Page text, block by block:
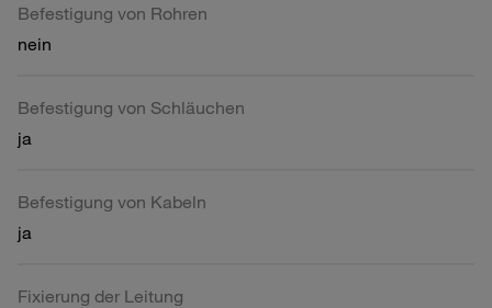
Befestigung von Rohren
nein
Befestigung von Schläuchen
ja
Befestigung von Kabeln
ja
Fixierung der Leitung